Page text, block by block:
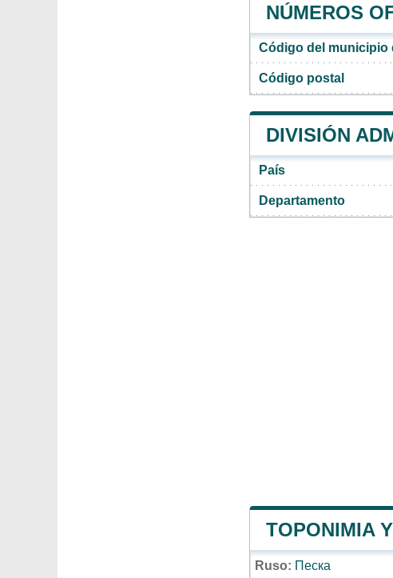
NÚMEROS
Código del municipio
Código postal
DIVISIÓN
País
Departamento
TOPONIMIA
Ruso: Песка